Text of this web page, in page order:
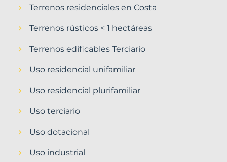
Terrenos residenciales en Costa
Terrenos rústicos < 1 hectáreas
Terrenos edificables Terciario
Uso residencial unifamiliar
Uso residencial plurifamiliar
Uso terciario
Uso dotacional
Uso industrial